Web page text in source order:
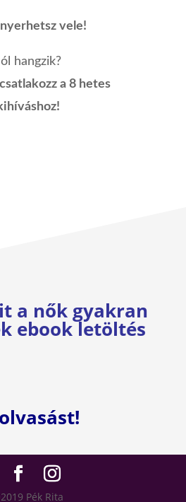
vele!
hangzik?
a 8 hetes
a nők gyakran
ebook letöltés
Pék Rita